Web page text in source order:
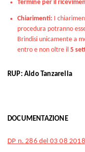
Termine per il
Chiarimenti: I
procedura potranno
Brindisi unicamente a
entro e non oltre il 5
RUP: Aldo Tanzarella
DOCUMENTAZIONE
DP n. 286 del 03 08